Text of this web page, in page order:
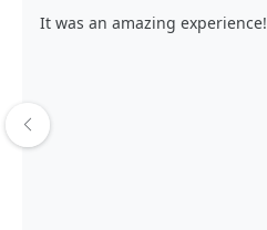
It was an amazing experience!